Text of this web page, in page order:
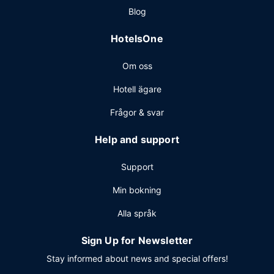
Blog
HotelsOne
Om oss
Hotell ägare
Frågor & svar
Help and support
Support
Min bokning
Alla språk
Sign Up for Newsletter
Stay informed about news and special offers!